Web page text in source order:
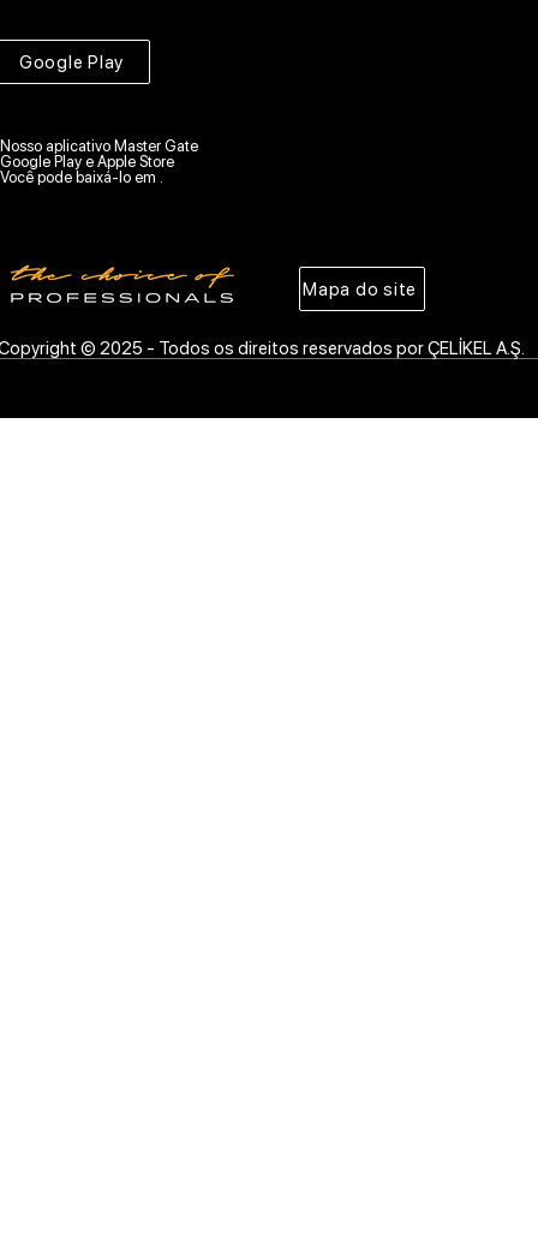
Google Play
Nosso aplicativo Master Gate
Google Play e Apple Store
Você pode baixá-lo em .
Mapa do site
© 2025 - Todos os direitos reservados por ÇELİKEL A.Ş.